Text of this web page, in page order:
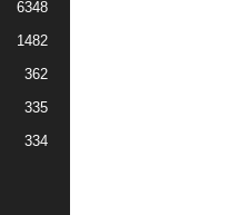
6348
1482
362
335
334